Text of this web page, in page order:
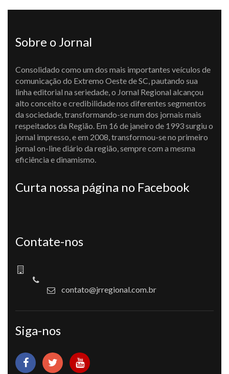
Sobre o Jornal
Consolidado como um dos mais importantes veículos de
comunicação do Extremo Oeste de SC, pautando sua
linha editorial na seriedade, o Jornal Regional alcançou
alto conceito e credibilidade nos diferentes segmentos
da sociedade, transformando-se num dos jornais mais
respeitados da Região. Em 16 de janeiro de 1993 surgiu o
jornal impresso, e em 2008, transformou-se no primeiro
jornal on-line diário da região, sempre com a mesma
eficiência e dinamismo.
Curta nossa página no Facebook
Contate-nos
contato@jrregional.com.br
Siga-nos